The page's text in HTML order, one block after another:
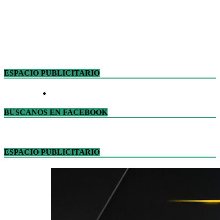
ESPACIO PUBLICITARIO
BUSCANOS EN FACEBOOK
ESPACIO PUBLICITARIO